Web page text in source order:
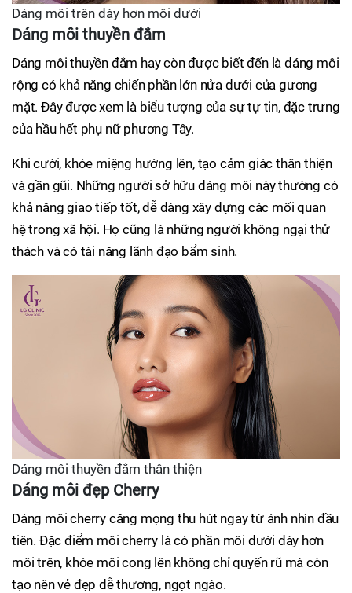
Dáng môi trên dày hơn môi dưới
Dáng môi thuyền đắm
Dáng môi thuyền đắm hay còn được biết đến là dáng môi
rộng có khả năng chiến phần lớn nửa dưới của gương
mặt. Đây được xem là biểu tượng của sự tự tin, đặc trưng
của hầu hết phụ nữ phương Tây.
Khi cười, khóe miệng hướng lên, tạo cảm giác thân thiện
và gần gũi. Những người sở hữu dáng môi này thường có
khả năng giao tiếp tốt, dễ dàng xây dựng các mối quan
hệ trong xã hội. Họ cũng là những người không ngại thử
thách và có tài năng lãnh đạo bẩm sinh.
Dáng môi thuyền đắm thân thiện
Dáng môi đẹp Cherry
Dáng môi cherry căng mọng thu hút ngay từ ánh nhìn đầu
tiên. Đặc điểm môi cherry là có phần môi dưới dày hơn
môi trên, khóe môi cong lên không chỉ quyến rũ mà còn
tạo nên vẻ đẹp dễ thương, ngọt ngào.